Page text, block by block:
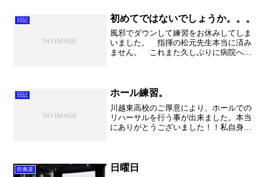
日記 初めてではないでしょうか。。。
風邪でダウンして練習をお休みしてしま
いました。 指揮の松元先生本当に済み
ません。 これまた久しぶりに病院へ行
なく。。。もらったのは痛...
日記 ホール練習。
川越東高校のご厚意により、ホールでの
リハーサルを行う事が出来ました。本当
にありがとうございました！！私自身初
でした。そもそもホールで...
吹奏楽 日曜日